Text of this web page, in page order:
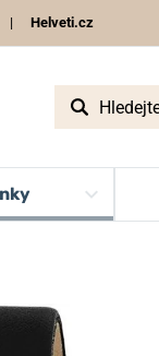
| Helveti.cz